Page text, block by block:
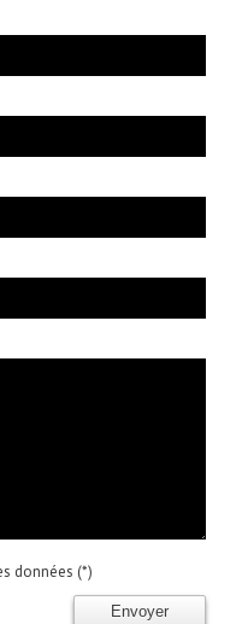
données (*)
Envoyer